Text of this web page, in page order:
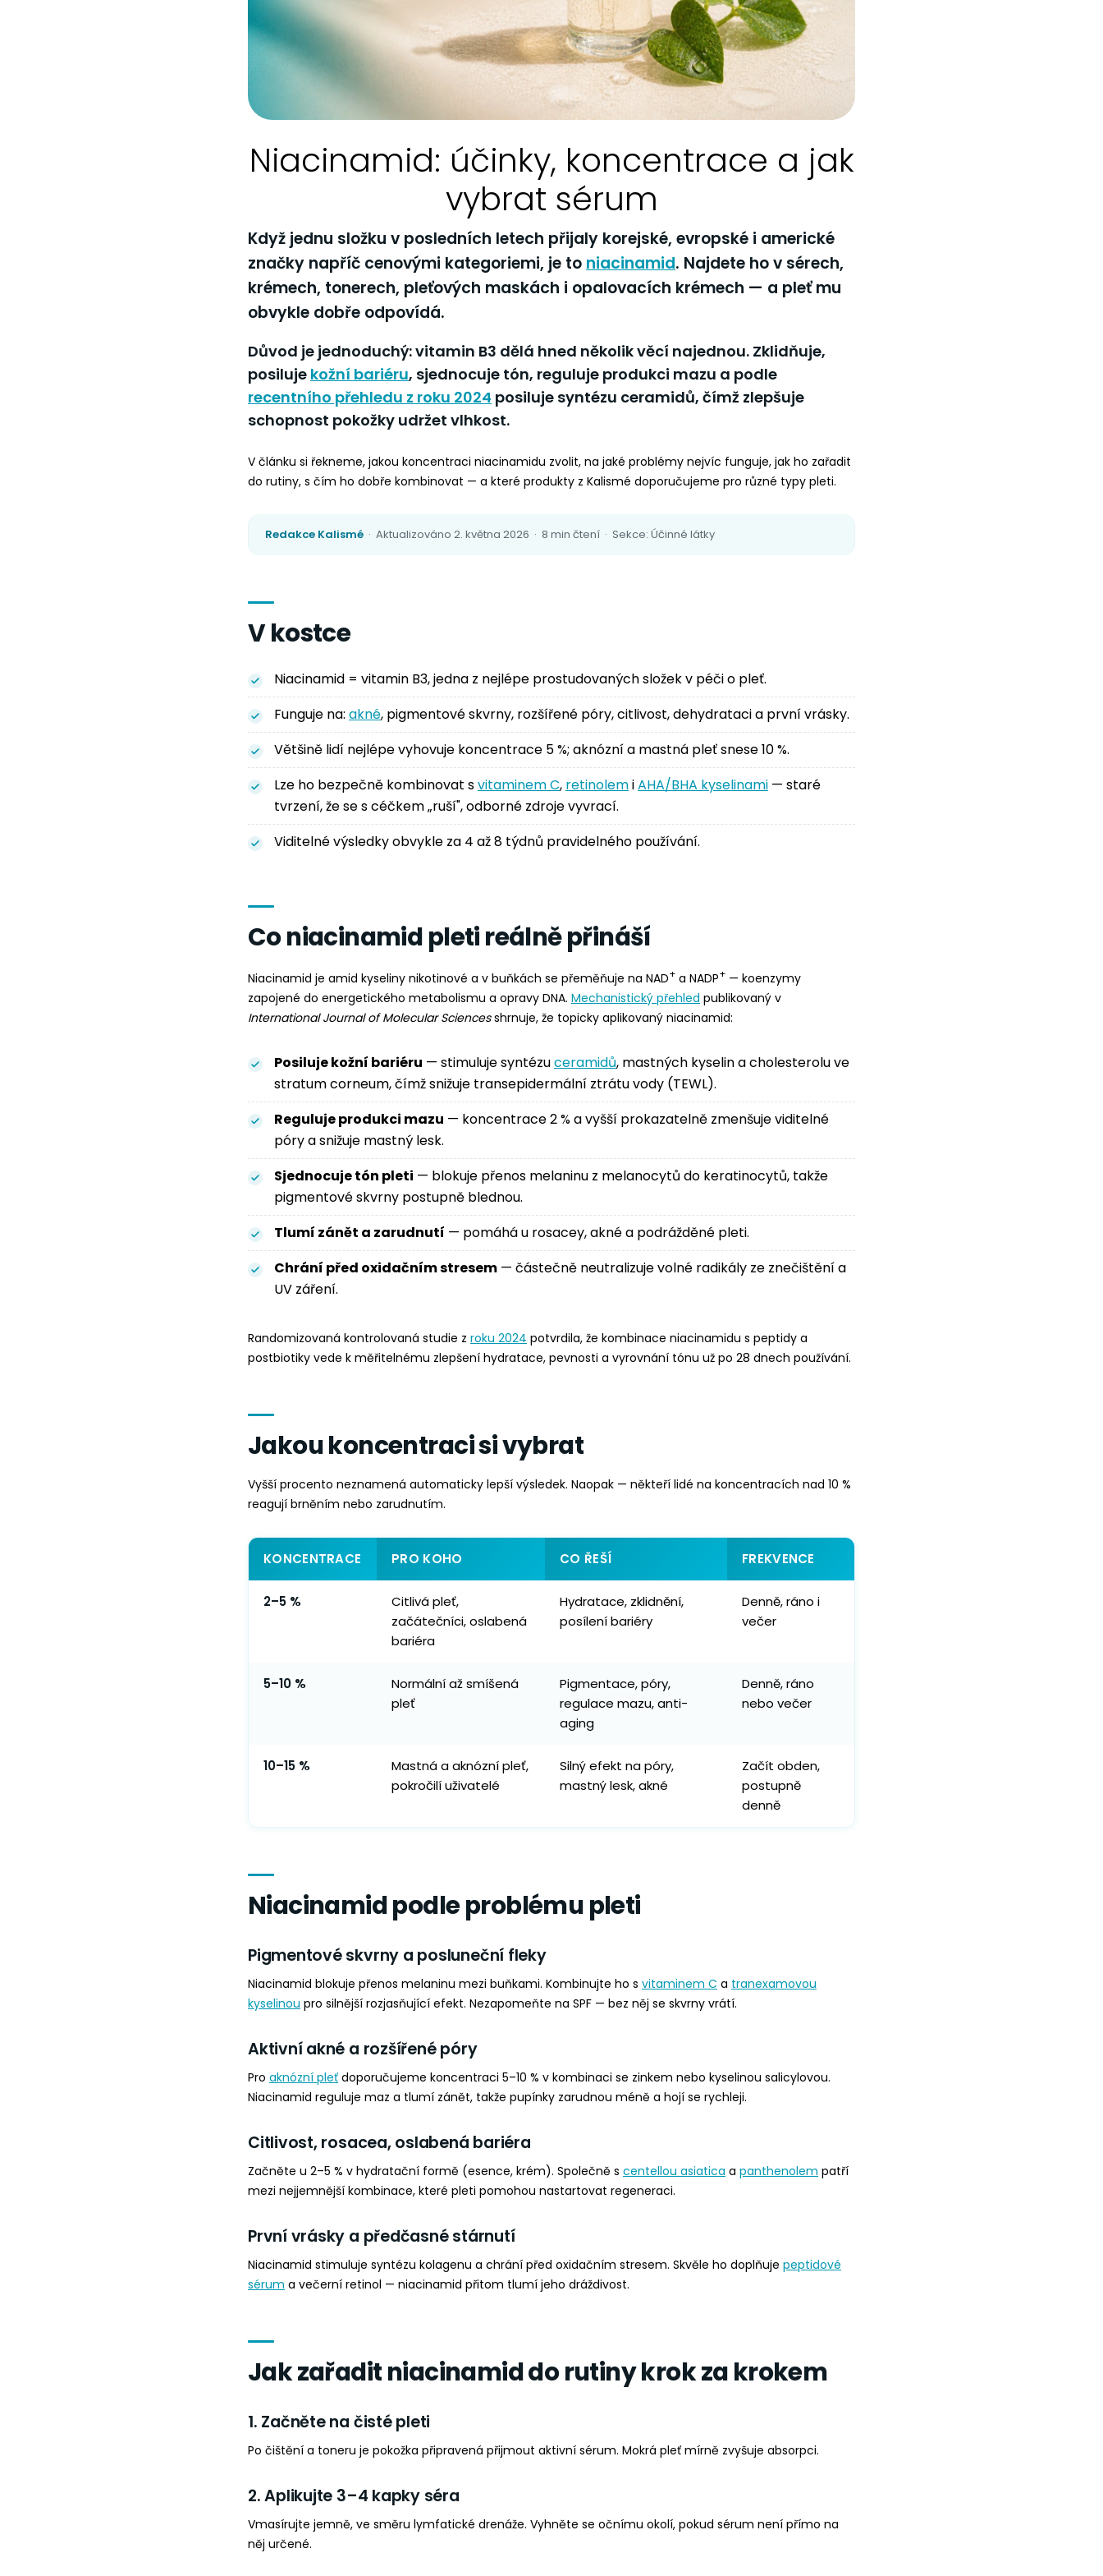
Niacinamid: účinky, koncentrace a jak
vybrat sérum
Když jednu složku v posledních letech přijaly korejské, evropské i americké
značky napříč cenovými kategoriemi, je toniacinamid. Najdete ho v sérech,
krémech, tonerech, pleťových maskách i opalovacích krémech — a pleť mu
obvykle dobře odpovídá.
Důvod je jednoduchý: vitamin B3 dělá hned několik věcí najednou. Zklidňuje,
posiluje kožní bariéru, sjednocuje tón, reguluje produkci mazu a podle
recentního přehledu z roku 2024 posiluje syntézu ceramidů, čímž zlepšuje
schopnost pokožky udržet vlhkost.
V článku si řekneme, jakou koncentraci niacinamidu zvolit, na jaké problémy nejvíc funguje, jak ho zařadit
do rutiny, s čím ho dobře kombinovat — a které produkty z Kalismé doporučujeme pro různé typy pleti.
Redakce Kalismé · Aktualizováno 2. května 2026 · 8 min čtení · Sekce: Účinné látky
V kostce
Niacinamid = vitamin B3, jedna z nejlépe prostudovaných složek v péči o pleť.
Funguje na: akné, pigmentové skvrny, rozšířené póry, citlivost, dehydrataci a první vrásky.
Většině lidí nejlépe vyhovuje koncentrace 5 %; aknózní a mastná pleť snese 10 %.
Lze ho bezpečně kombinovat svitaminem C, retinolemiAHA/BHA kyselinami — staré
tvrzení, že se s céčkem „ruší", odborné zdroje vyvrací.
Viditelné výsledky obvykle za 4 až 8 týdnů pravidelného používání.
Co niacinamid pleti reálně přináší
Niacinamid je amid kyseliny nikotinové a v buňkách se přeměňuje na NAD+ a NADP+ — koenzymy
zapojené do energetického metabolismu a opravy DNA. Mechanistický přehled publikovaný v
International Journal of Molecular Sciencesshrnuje, že topicky aplikovaný niacinamid:
Posiluje kožní bariéru — stimuluje syntézuceramidů, mastných kyselin a cholesterolu ve
stratum corneum, čímž snižuje transepidermální ztrátu vody (TEWL).
Reguluje produkci mazu — koncentrace 2 % a vyšší prokazatelně zmenšuje viditelné
póry a snižuje mastný lesk.
Sjednocuje tón pleti — blokuje přenos melaninu z melanocytů do keratinocytů, takže
pigmentové skvrny postupně blednou.
Tlumí zánět a zarudnutí — pomáhá u rosacey, akné a podrážděné pleti.
Chrání před oxidačním stresem — částečně neutralizuje volné radikály ze znečištění a
UV záření.
Randomizovaná kontrolovaná studie z roku 2024 potvrdila, že kombinace niacinamidu s peptidy a
postbiotiky vede k měřitelnému zlepšení hydratace, pevnosti a vyrovnání tónu už po 28 dnech používání.
Jakou koncentraci si vybrat
Vyšší procento neznamená automaticky lepší výsledek. Naopak — někteří lidé na koncentracích nad 10 %
reagují brněním nebo zarudnutím.
KONCENTRACE PRO KOHO CO ŘEŠÍ FREKVENCE
2–5 %
Citlivá pleť,
začátečníci, oslabená
bariéra
Hydratace, zklidnění,
posílení bariéry
Denně, ráno i
večer
5–10 %
Normální až smíšená
pleť
Pigmentace, póry,
regulace mazu, anti-
aging
Denně, ráno
nebo večer
10–15 %
Mastná a aknózní pleť,
pokročilí uživatelé
Silný efekt na póry,
mastný lesk, akné
Začít obden,
postupně
denně
Niacinamid podle problému pleti
Pigmentové skvrny a posluneční fleky
Niacinamid blokuje přenos melaninu mezi buňkami. Kombinujte ho s vitaminem C a tranexamovou
kyselinou pro silnější rozjasňující efekt. Nezapomeňte na SPF — bez něj se skvrny vrátí.
Aktivní akné a rozšířené póry
Pro aknózní pleť doporučujeme koncentraci 5–10 % v kombinaci se zinkem nebo kyselinou salicylovou.
Niacinamid reguluje maz a tlumí zánět, takže pupínky zarudnou méně a hojí se rychleji.
Citlivost, rosacea, oslabená bariéra
Začněte u 2–5 % v hydratační formě (esence, krém). Společně s centellou asiatica a panthenolem patří
mezi nejjemnější kombinace, které pleti pomohou nastartovat regeneraci.
První vrásky a předčasné stárnutí
Niacinamid stimuluje syntézu kolagenu a chrání před oxidačním stresem. Skvěle ho doplňuje peptidové
sérum a večerní retinol — niacinamid přitom tlumí jeho dráždivost.
Jak zařadit niacinamid do rutiny krok za krokem
1. Začněte na čisté pleti
Po čištění a toneru je pokožka připravená přijmout aktivní sérum. Mokrá pleť mírně zvyšuje absorpci.
2. Aplikujte 3–4 kapky séra
Vmasírujte jemně, ve směru lymfatické drenáže. Vyhněte se očnímu okolí, pokud sérum není přímo na
něj určené.